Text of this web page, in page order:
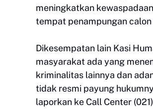
meningkatkan
tempat penampungan
Dikesempatan lain Kasi
masyarakat ada yang
kriminalitas lainnya dan
tidak resmi payung
laporkan ke Call Center